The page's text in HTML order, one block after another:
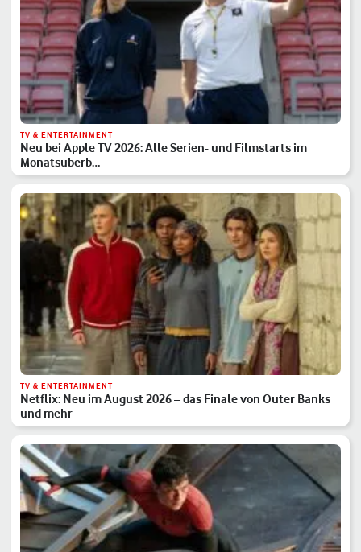
TV & ENTERTAINMENT
Neu bei Apple TV 2026: Alle Serien- und Filmstarts im
Monatsüberb…
TV & ENTERTAINMENT
Netflix: Neu im August 2026 – das Finale von Outer Banks
und mehr